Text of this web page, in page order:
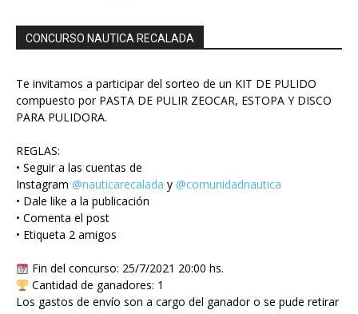
CONCURSO NAUTICA RECALADA
Te invitamos a participar del sorteo de un KIT DE PULIDO
compuesto por PASTA DE PULIR ZEOCAR, ESTOPA Y DISCO
PARA PULIDORA.
REGLAS:
• Seguir a las cuentas de
Instagram @nauticarecalada y @comunidadnautica
• Dale like a la publicación
• Comenta el post
• Etiqueta 2 amigos
Fin del concurso: 25/7/2021 20:00 hs.
Cantidad de ganadores: 1
Los gastos de envío son a cargo del ganador o se pude retirar